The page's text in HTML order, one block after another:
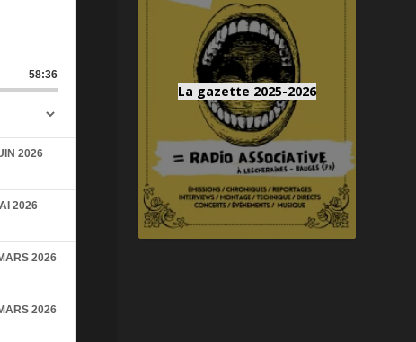
58:36
2026
2026
2026
2026
La gazette 2025-2026